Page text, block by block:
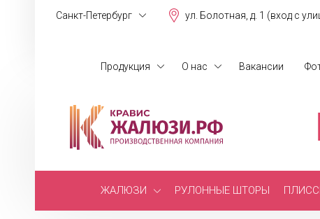
Санкт-Петербург ул. Болотная, д. 1 (вход с
Продукция О нас Вакансии
ЖАЛЮЗИ РУЛОННЫЕ ШТОРЫ